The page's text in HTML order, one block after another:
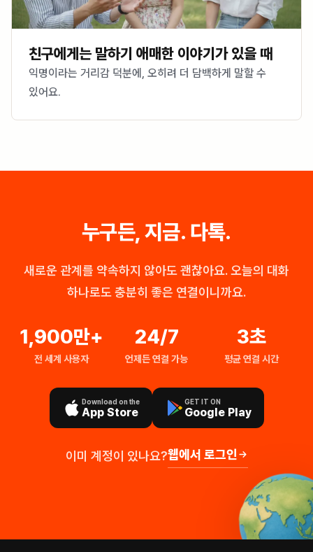
친구에게는 말하기 애매한 이야기가 있을 때
익명이라는 거리감 덕분에, 오히려 더 담백하게 말할 수
있어요.
누구든, 지금. 다톡.
새로운 관계를 약속하지 않아도 괜찮아요. 오늘의 대화
하나로도 충분히 좋은 연결이니까요.
1,900만+
전 세계 사용자
24/7
언제든 연결 가능
3초
평균 연결 시간
Download on the
App Store
GET IT ON
Google Play
이미 계정이 있나요?웹에서 로그인